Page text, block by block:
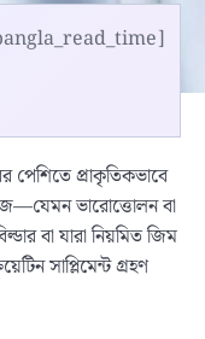
পেশিতে প্রাকৃতিকভাবে
ভারোত্তোলন বা
বা যারা নিয়মিত জিম
সাপ্লিমেন্ট গ্রহণ